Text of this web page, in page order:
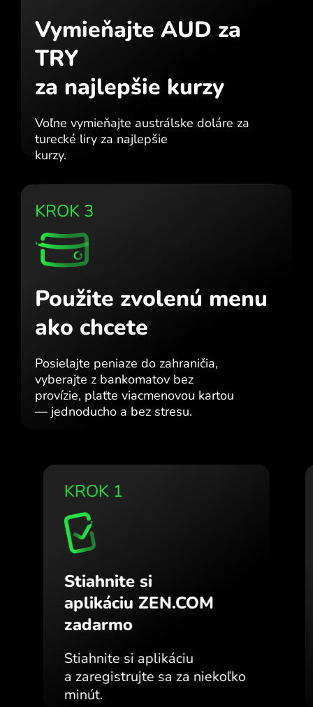
Vymieňajte AUD za
TRY
za najlepšie kurzy
Voľne vymieňajte austrálske doláre za
turecké liry za najlepšie
kurzy.
KROK 3
Použite zvolenú menu
ako chcete
Posielajte peniaze do zahraničia,
vyberajte z bankomatov bez
provízie, plaťte viacmenovou kartou
— jednoducho a bez stresu.
KROK 1
Stiahnite si
aplikáciu ZEN.COM
zadarmo
Stiahnite si aplikáciu
a zaregistrujte sa za niekoľko
minút.